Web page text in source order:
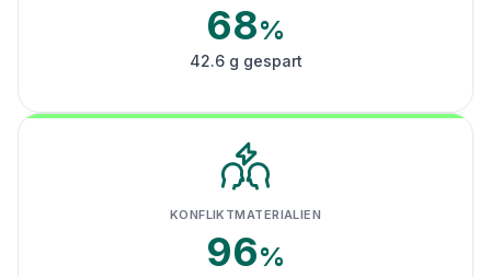
68%
42.6 g gespart
KONFLIKTMATERIALIEN
96%